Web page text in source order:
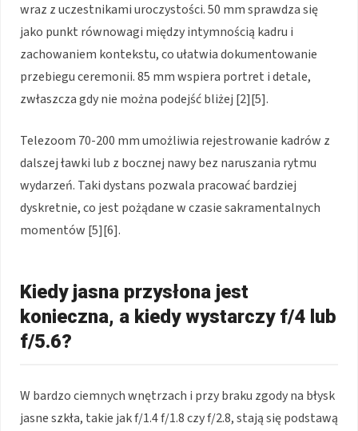
wraz z uczestnikami uroczystości. 50 mm sprawdza się
jako punkt równowagi między intymnością kadru i
zachowaniem kontekstu, co ułatwia dokumentowanie
przebiegu ceremonii. 85 mm wspiera portret i detale,
zwłaszcza gdy nie można podejść bliżej [2][5].
Telezoom 70-200 mm umożliwia rejestrowanie kadrów z
dalszej ławki lub z bocznej nawy bez naruszania rytmu
wydarzeń. Taki dystans pozwala pracować bardziej
dyskretnie, co jest pożądane w czasie sakramentalnych
momentów [5][6].
Kiedy jasna przysłona jest
konieczna, a kiedy wystarczy f/4 lub
f/5.6?
W bardzo ciemnych wnętrzach i przy braku zgody na błysk
jasne szkła, takie jak f/1.4 f/1.8 czy f/2.8, stają się podstawą